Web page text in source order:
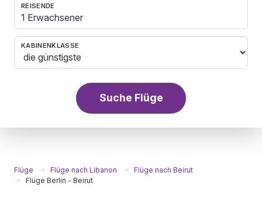
REISENDE
1 Erwachsener
KABINENKLASSE
Suche Flüge
Flüge Flüge nach Libanon
Flüge nach Beirut
Flüge Berlin - Beirut